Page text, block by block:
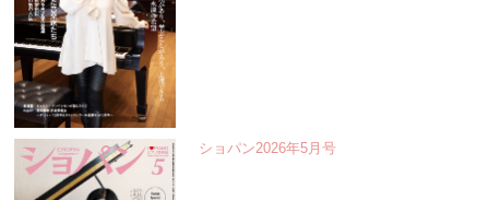
ショパン2026年5月号